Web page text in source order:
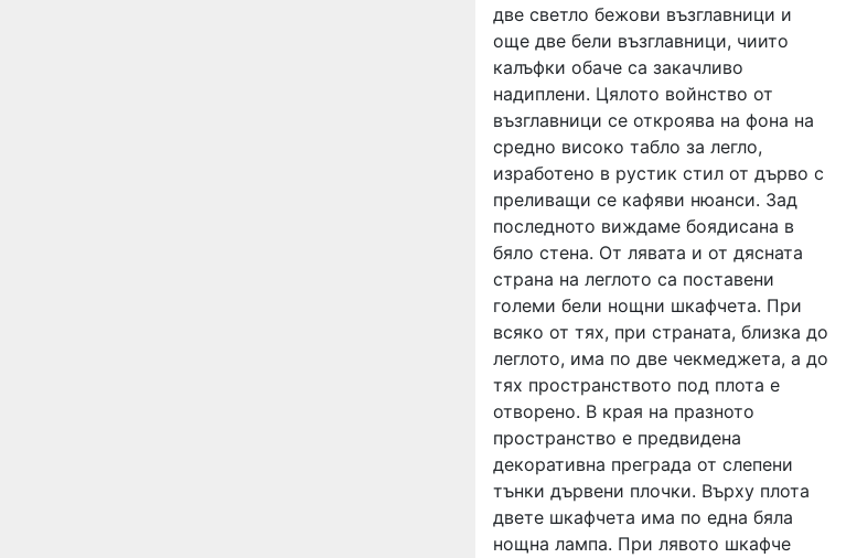
две светло бежови възглавници и
още две бели възглавници, чиито
калъфки обаче са закачливо
надиплени. Цялото войнство от
възглавници се откроява на фона на
средно високо табло за легло,
изработено в рустик стил от дърво с
преливащи се кафяви нюанси. Зад
последното виждаме боядисана в
бяло стена. От лявата и от дясната
страна на леглото са поставени
големи бели нощни шкафчета. При
всяко от тях, при страната, близка до
леглото, има по две чекмеджета, а до
тях пространството под плота е
отворено. В края на празното
пространство е предвидена
декоративна преграда от слепени
тънки дървени плочки. Върху плота
двете шкафчета има по една бяла
нощна лампа. При лявото шкафче